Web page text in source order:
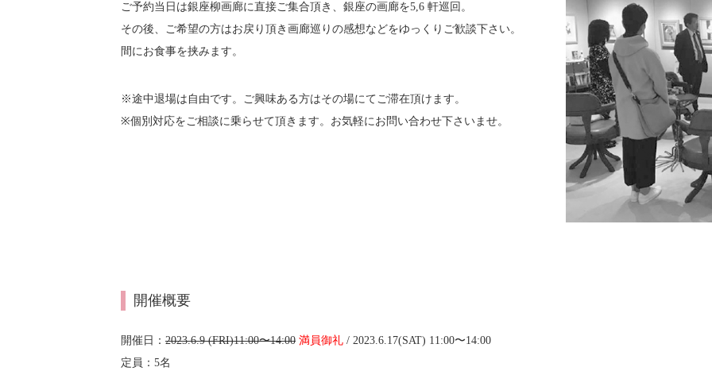
ご予約当日は銀座柳画廊に直接ご集合頂き、銀座の画廊を5,6 軒巡回。
その後、ご希望の方はお戻り頂き画廊巡りの感想などをゆっくりご歓談下さい。
間にお食事を挟みます。
※途中退場は自由です。ご興味ある方はその場にてご滞在頂けます。
※個別対応をご相談に乗らせて頂きます。お気軽にお問い合わせ下さいませ。
開催概要
開催日： 2023.6.9 (FRI)11:00〜14:00 満員御礼 / 2023.6.17(SAT) 11:00〜14:00
定員：5名